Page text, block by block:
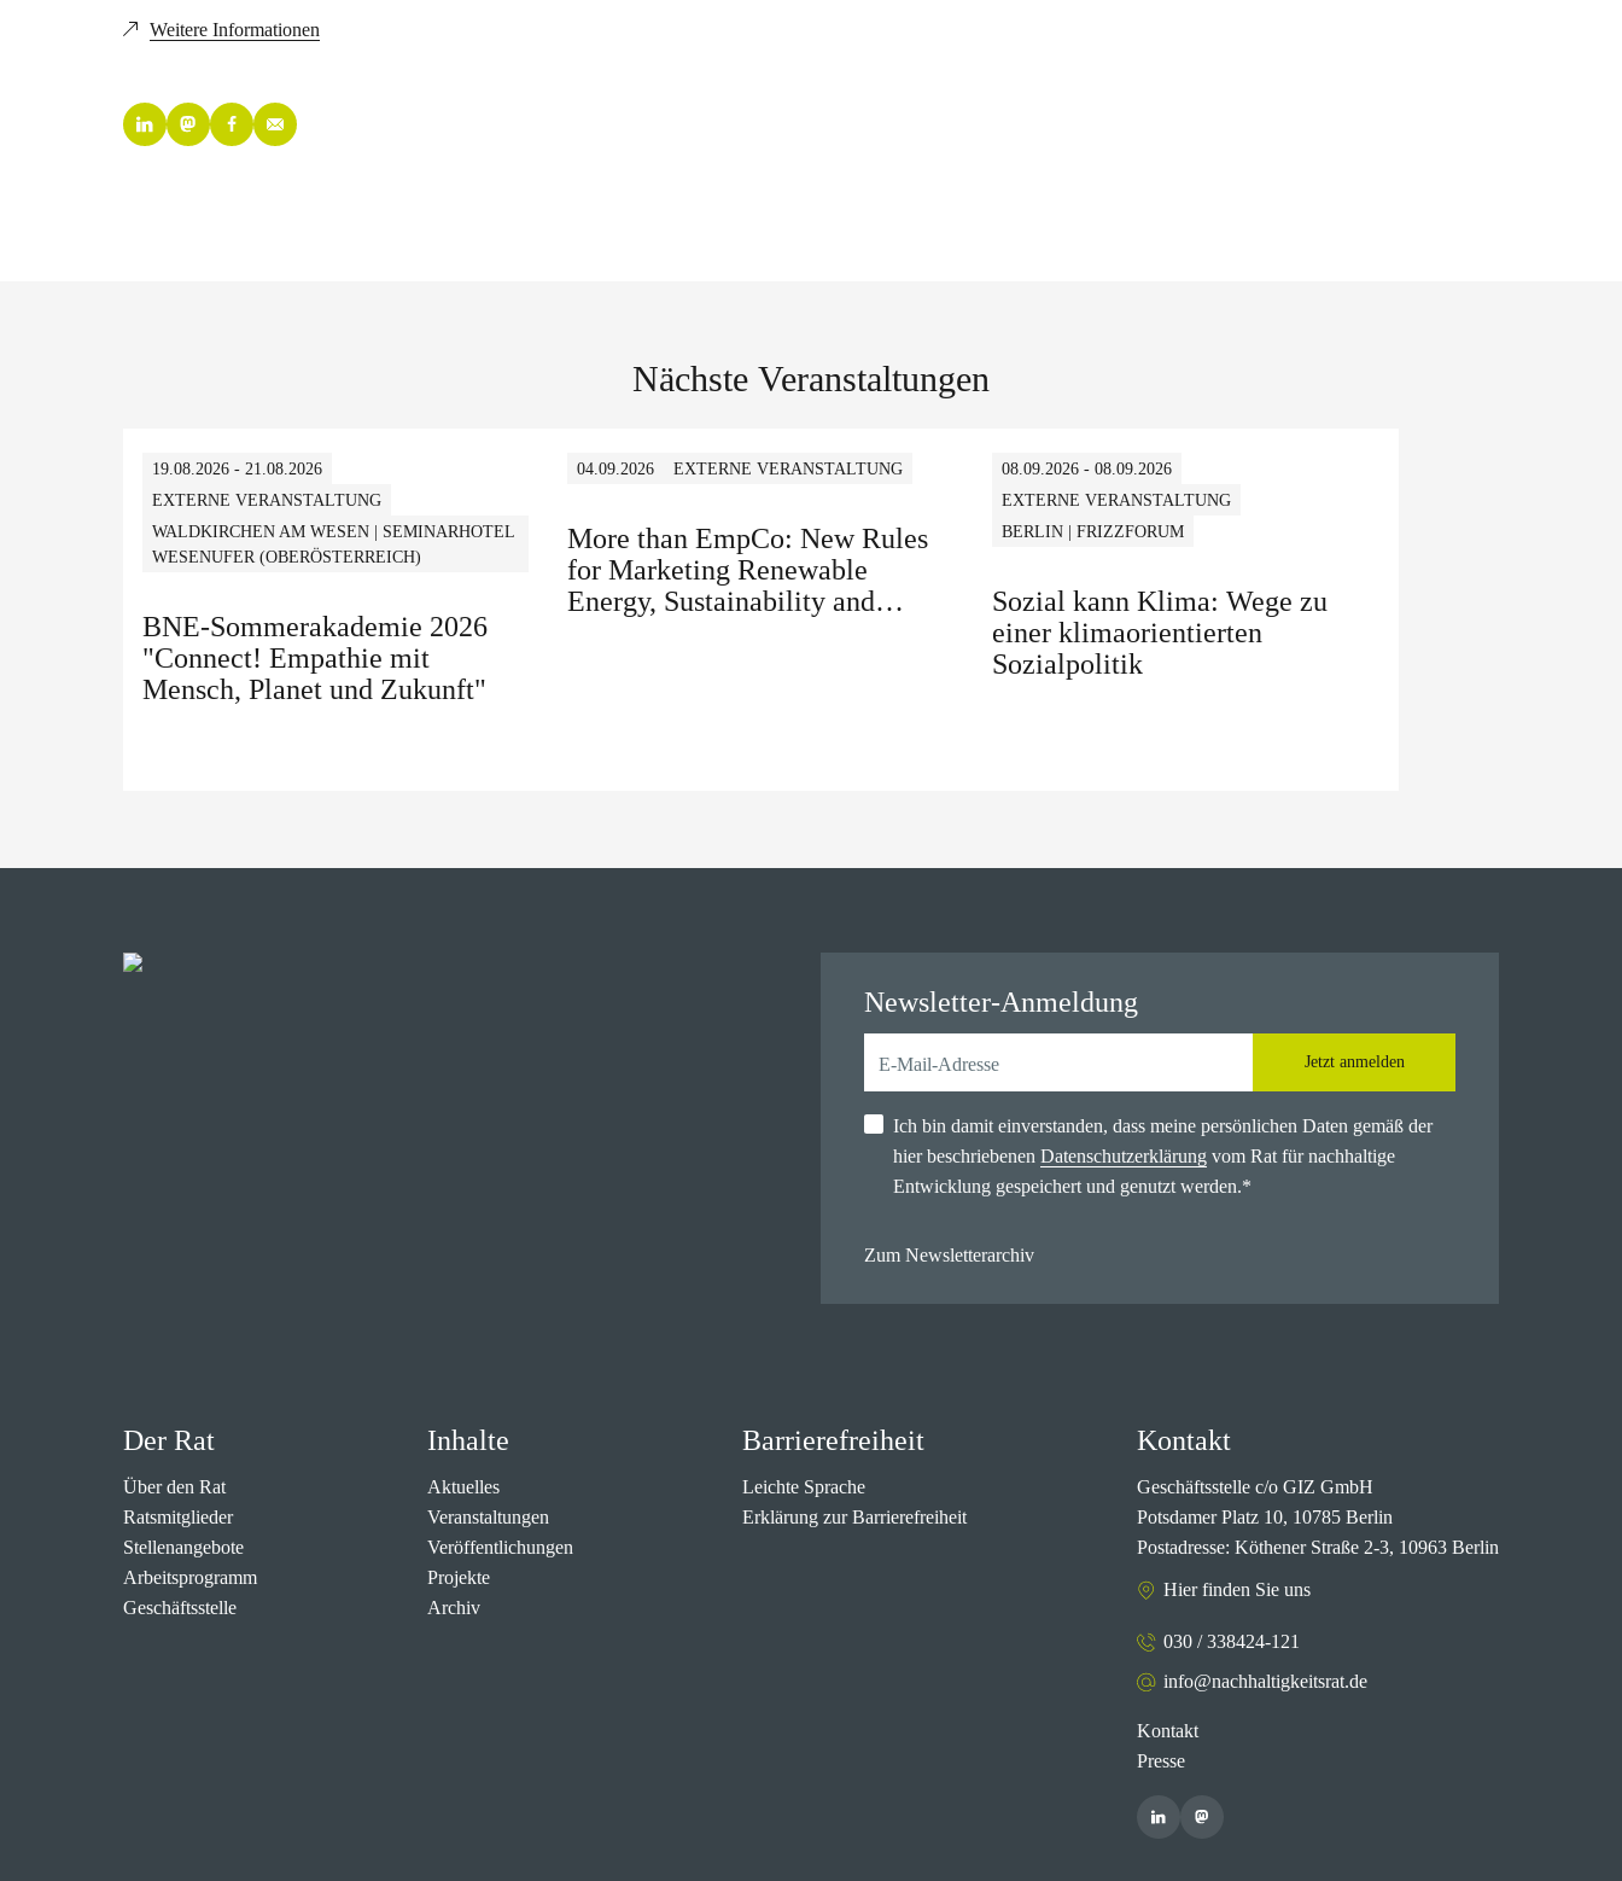
Weitere Informationen
Nächste Veranstaltungen
19.08.2026 - 21.08.2026
EXTERNE VERANSTALTUNG
WALDKIRCHEN AM WESEN | SEMINARHOTEL
WESENUFER (OBERÖSTERREICH)
BNE-Sommerakademie 2026
"Connect! Empathie mit
Mensch, Planet und Zukunft"
04.09.2026 EXTERNE VERANSTALTUNG
More than EmpCo: New Rules
for Marketing Renewable
Energy, Sustainability and
08.09.2026 - 08.09.2026
EXTERNE VERANSTALTUNG
BERLIN | FRIZZFORUM
Sozial kann Klima: Wege zu
einer klimaorientierten
Sozialpolitik
Newsletter-Anmeldung
Jetzt anmelden
Ich bin damit einverstanden, dass meine persönlichen Daten gemäß der
hier beschriebenen Datenschutzerklärung vom Rat für nachhaltige
Entwicklung gespeichert und genutzt werden.*
Zum Newsletterarchiv
Der Rat
Über den Rat
Ratsmitglieder
Stellenangebote
Arbeitsprogramm
Geschäftsstelle
Inhalte
Aktuelles
Veranstaltungen
Veröffentlichungen
Projekte
Archiv
Barrierefreiheit
Leichte Sprache
Erklärung zur Barrierefreiheit
Kontakt
Geschäftsstelle c/o GIZ GmbH
Potsdamer Platz 10, 10785 Berlin
Postadresse: Köthener Straße 2-3, 10963 Berlin
Hier finden Sie uns
030 / 338424-121
info@nachhaltigkeitsrat.de
Kontakt
Presse